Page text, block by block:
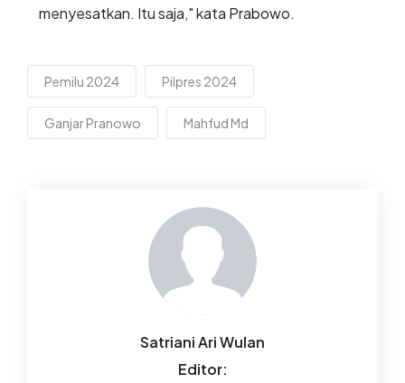
menyesatkan. Itu saja," kata Prabowo.
Pemilu 2024 Pilpres 2024
Ganjar Pranowo Mahfud Md
Satriani Ari Wulan
Editor: